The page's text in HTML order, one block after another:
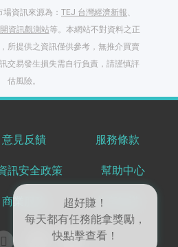
資訊來源為： TEJ 台灣經濟新報
資訊觀測站等。本網站不對資料之正
所提供之資訊僅供參考，無推介買賣
交易發生損失需自行負責，請謹慎評
估風險。
意見反饋 服務條款
訊安全政策 幫助中心
商業服務 共享知識
登入股感會員，閱讀
任一文章